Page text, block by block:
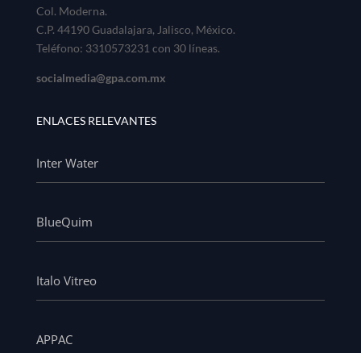
Col. Moderna.
C.P. 44190 Guadalajara, Jalisco, México.
Teléfono: 3310573231 con 30 líneas.
socialmedia@gpa.com.mx
ENLACES RELEVANTES
Inter Water
BlueQuim
Italo Vitreo
APPAC